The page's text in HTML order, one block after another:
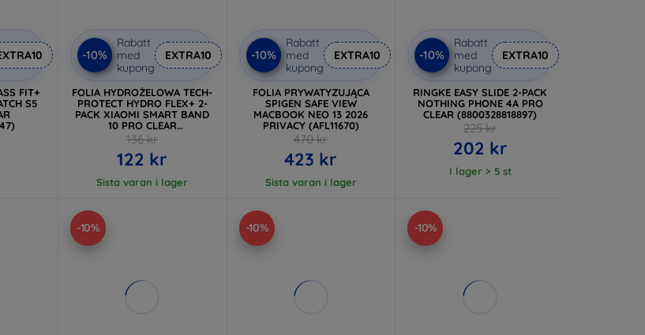
FIT+
S5
-10%
Rabatt
med
kupong
EXTRA10
FOLIA HYDROŻELOWA TECH-
PROTECT HYDRO FLEX+ 2-
PACK XIAOMI SMART BAND
10 PRO CLEAR
(5906302324330)
136 kr
122 kr
Sista varan i lager
-10%
Rabatt
med
kupong
EXTRA10
FOLIA PRYWATYZUJĄCA
SPIGEN SAFE VIEW
MACBOOK NEO 13 2026
PRIVACY (AFL11670)
470 kr
423 kr
Sista varan i lager
-10%
Rabatt
med
kupong
EXTRA10
RINGKE EASY SLIDE 2-PACK
NOTHING PHONE 4A PRO
CLEAR (8800328818897)
225 kr
202 kr
I lager > 5 st
-10% -10% -10%